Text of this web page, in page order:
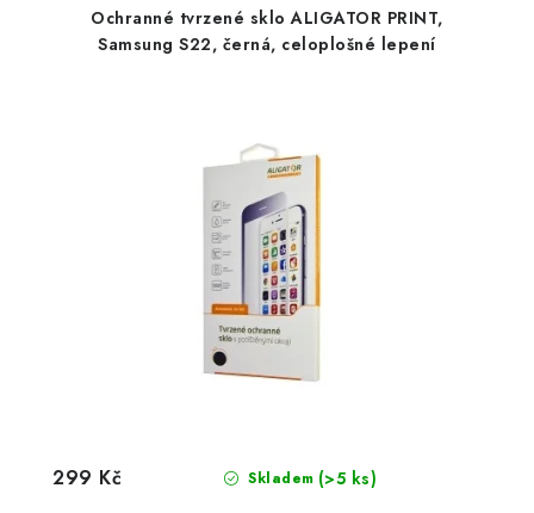
Ochranné tvrzené sklo ALIGATOR PRINT,
Samsung S22, černá, celoplošné lepení
Skladem (>5 ks)
299 Kč